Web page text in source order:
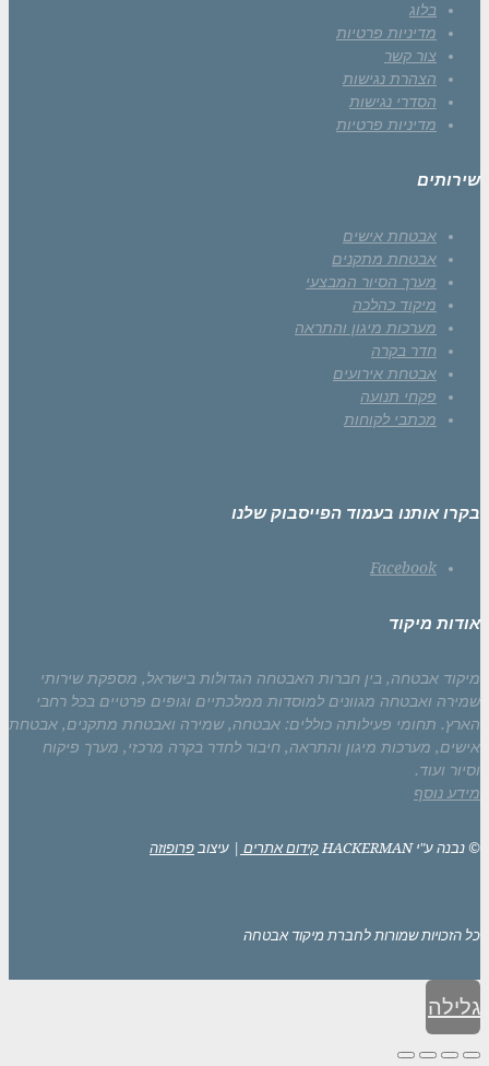
בלוג
מדיניות פרטיות
צור קשר
הצהרת נגישות
הסדרי נגישות
מדיניות פרטיות
שירותים
אבטחת אישים
אבטחת מתקנים
מערך הסיור המבצעי
מיקוד כהלכה
מערכות מיגון והתראה
חדר בקרה
אבטחת אירועים
פקחי תנועה
מכתבי לקוחות
בקרו אותנו בעמוד הפייסבוק שלנו
Facebook
אודות מיקוד
מיקוד אבטחה, בין חברות האבטחה הגדולות בישראל, מספקת שירותי
שמירה ואבטחה מגוונים למוסדות ממלכתיים וגופים פרטיים בכל רחבי
הארץ. תחומי פעילותה כוללים: אבטחה, שמירה ואבטחת מתקנים, אבטחת
אישים, מערכות מיגון והתראה, חיבור לחדר בקרה מרכזי, מערך פיקוח
וסיור ועוד.
מידע נוסף
© נבנה ע"י HACKERMAN קידום אתרים | עיצוב פרופוזה
כל הזכויות שמורות לחברת מיקוד אבטחה
גלילה